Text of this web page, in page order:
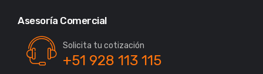
Asesoría Comercial
Solicita tu cotización
+51 928 113 115